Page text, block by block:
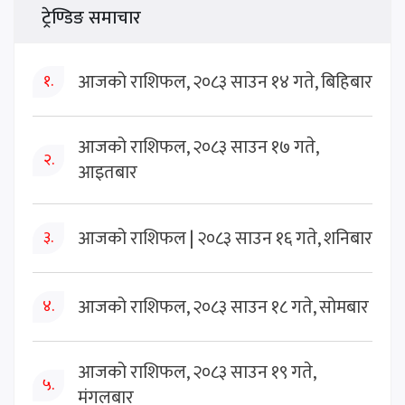
ट्रेण्डिङ समाचार
१. आजको राशिफल, २०८३ साउन १४ गते, बिहिबार
२.
आजको राशिफल, २०८३ साउन १७ गते,
आइतबार
३. आजको राशिफल | २०८३ साउन १६ गते, शनिबार
४. आजको राशिफल, २०८३ साउन १८ गते, सोमबार
५.
आजको राशिफल, २०८३ साउन १९ गते,
मंगलबार